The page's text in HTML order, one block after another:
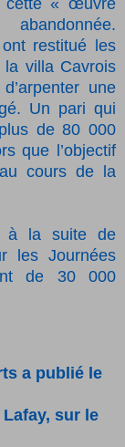
cette « œuvre
restitué les
villa Cavrois
une
Un pari qui
de 80 000
que l’objectif
cours de la
à la suite de
les Journées
de 30 000
a publié le
sur le